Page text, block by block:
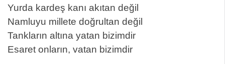
Yurda kardeş kanı akıtan değil
Namluyu millete doğrultan değil
Tankların altına yatan bizimdir
Esaret onların, vatan bizimdir